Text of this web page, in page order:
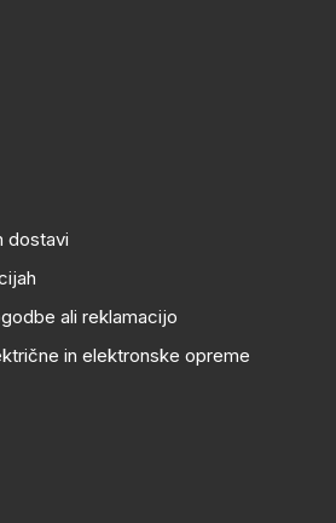
dostavi
ali reklamacijo
in elektronske opreme